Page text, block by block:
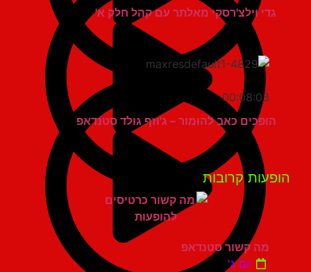
גדי וילצ'רסקי מאלתר עם קהל חלק א'
00:08:03
הופכים כאב להומור – ג'וזף גולד סטנדאפ
קרובות
מה קשור סטנדאפ
יום ג'